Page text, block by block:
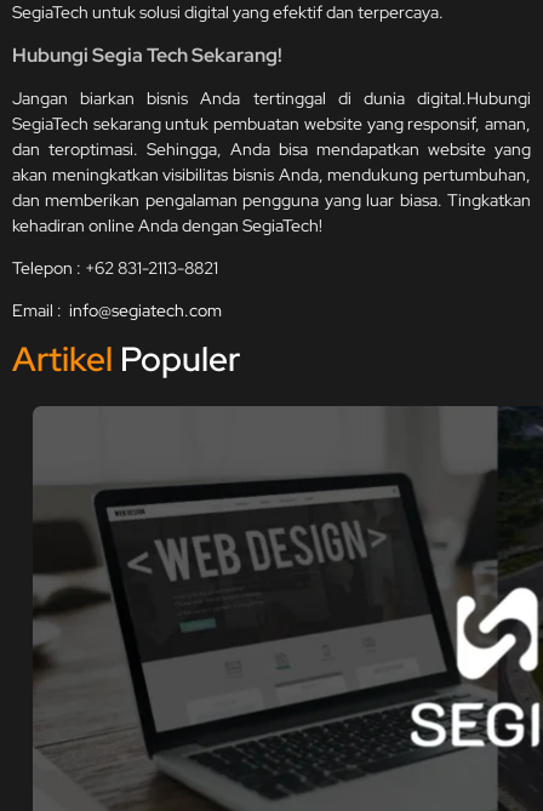
SegiaTech untuk solusi digital yang efektif dan terpercaya.
Hubungi Segia Tech Sekarang!
Jangan biarkan bisnis Anda tertinggal di dunia digital.Hubungi
SegiaTech sekarang untuk pembuatan website yang responsif, aman,
dan teroptimasi. Sehingga, Anda bisa mendapatkan website yang
akan meningkatkan visibilitas bisnis Anda, mendukung pertumbuhan,
dan memberikan pengalaman pengguna yang luar biasa. Tingkatkan
kehadiran online Anda dengan SegiaTech!
Telepon : +62 831-2113-8821
Email : info@segiatech.com
Artikel Populer